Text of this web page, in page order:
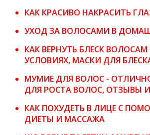
КАК КРАСИВО НАКРАСИТЬ
УХОД ЗА ВОЛОСАМИ В
КАК ВЕРНУТЬ БЛЕСК
УСЛОВИЯХ, МАСКИ ДЛЯ
МУМИЕ ДЛЯ ВОЛОС -
ДЛЯ РОСТА ВОЛОС, ОТЗЫВЫ
КАК ПОХУДЕТЬ В ЛИЦЕ С
ДИЕТЫ И МАССАЖА